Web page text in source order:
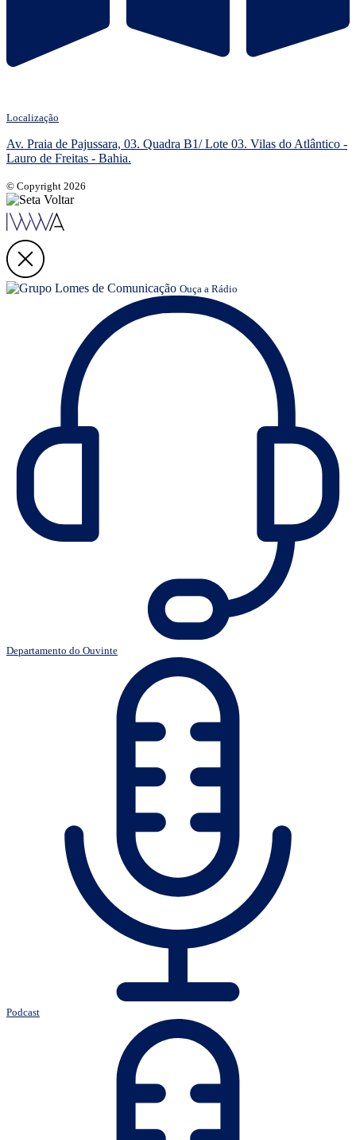
Localização
Av. Praia de Pajussara, 03. Quadra B1/ Lote 03. Vilas do Atlântico -
Lauro de Freitas - Bahia.
© Copyright 2026
Ouça a Rádio
Departamento do Ouvinte
Podcast